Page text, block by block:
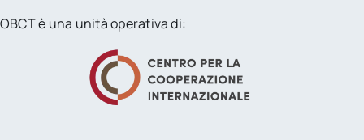
OBCT è una unità operativa di: